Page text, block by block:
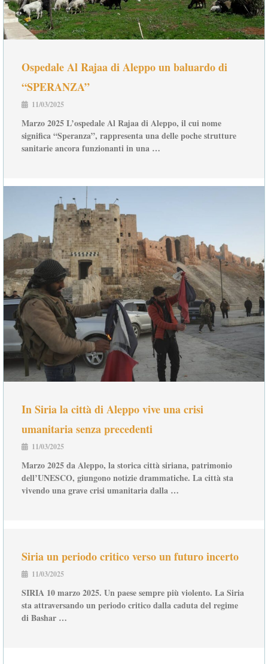
Ospedale Al Rajaa di Aleppo un baluardo di
“SPERANZA”
11/03/2025
Marzo 2025 L’ospedale Al Rajaa di Aleppo, il cui nome
significa “Speranza”, rappresenta una delle poche strutture
sanitarie ancora funzionanti in una …
In Siria la città di Aleppo vive una crisi
umanitaria senza precedenti
11/03/2025
Marzo 2025 da Aleppo, la storica città siriana, patrimonio
dell’UNESCO, giungono notizie drammatiche. La città sta
vivendo una grave crisi umanitaria dalla …
Siria un periodo critico verso un futuro incerto
11/03/2025
SIRIA 10 marzo 2025. Un paese sempre più violento. La Siria
sta attraversando un periodo critico dalla caduta del regime
di Bashar …